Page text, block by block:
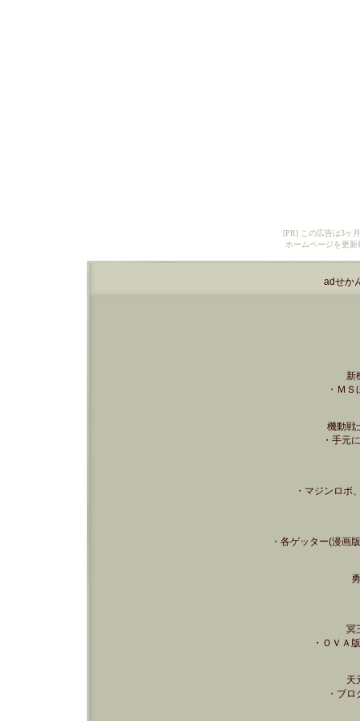
[PR] この広告は3ヶ
ホームページを更
adせか
新
・Ｍ
機動戦
・手元
・マジンロボ
・各ゲッター(漫画
冥
・ＯＶＡ
天
・ブ